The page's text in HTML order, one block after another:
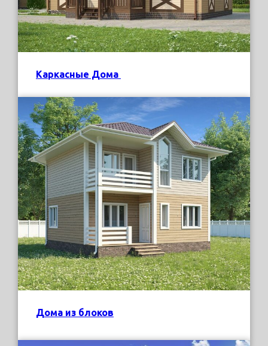
Каркасные Дома
Дома из блоков